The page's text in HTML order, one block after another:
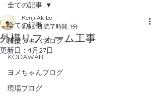
全ての記事
棟梁アキバブログ
KODAWARI
ヨメちゃんブログ
現場ブログ
全ての記事
外構リフォーム工事
Kenji Akiba
3月31日 読了時間: 1分
更新日： 4月27日